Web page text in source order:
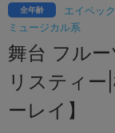
エイベッ
ミュージカル系
全年齢
舞台 フル
リスティ
ーレイ】